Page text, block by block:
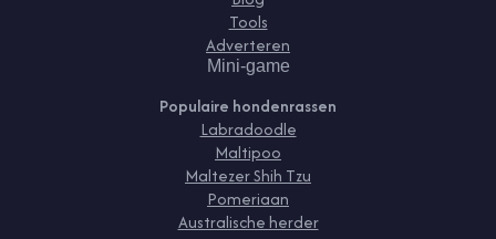
Tools
Adverteren
Mini-game
Populaire hondenrassen
Labradoodle
Maltipoo
Maltezer Shih Tzu
Pomeriaan
Australische herder